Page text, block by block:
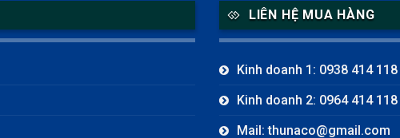
LIÊN HỆ MUA HÀNG
Kinh doanh 1: 0938 414 118
Kinh doanh 2: 0964 414 118
Mail: thunaco@gmail.com